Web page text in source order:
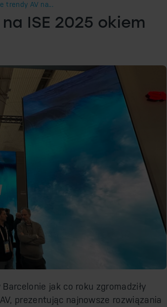
trendy AV na...
ISE 2025 okiem
Barcelonie jak co roku zgromadziły
prezentując najnowsze rozwiązania